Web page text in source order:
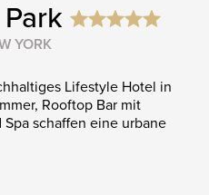
YORK
Lifestyle Hotel in
Rooftop Bar mit
schaffen eine urbane